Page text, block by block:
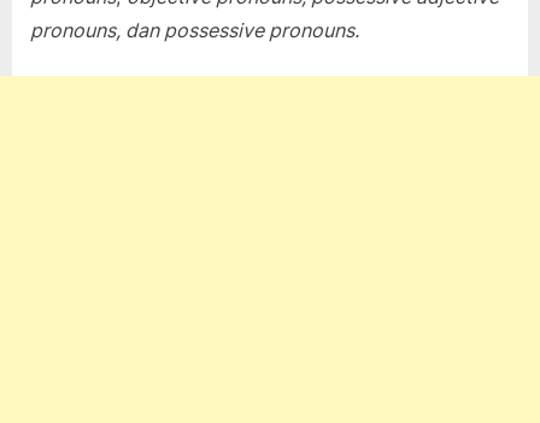
dan
Contoh
pronouns, dan possessive pronouns.